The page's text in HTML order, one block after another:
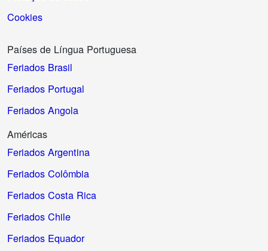
Cookies
Países de Língua Portuguesa
Feriados Brasil
Feriados Portugal
Feriados Angola
Américas
Feriados Argentina
Feriados Colômbia
Feriados Costa Rica
Feriados Chile
Feriados Equador